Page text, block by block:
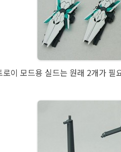
로이 모드용 실드는 원래 2개가 필